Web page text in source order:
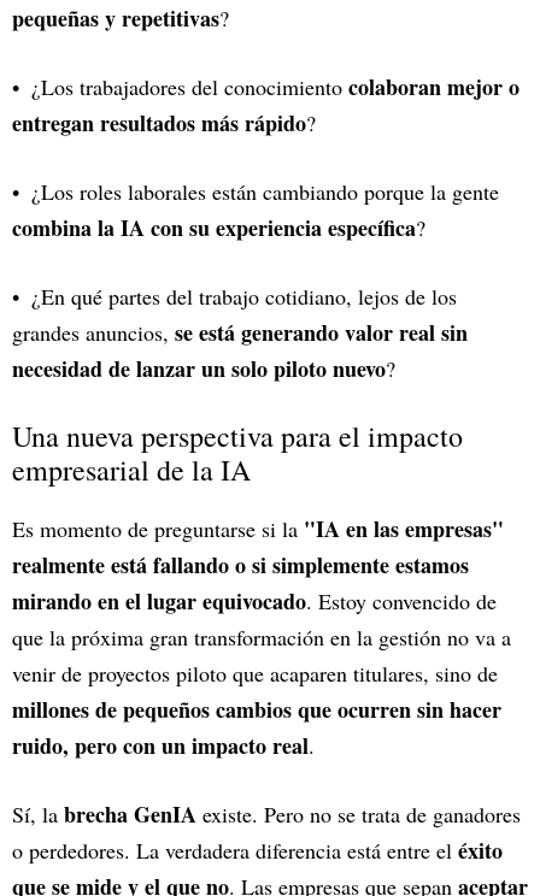
pequeñas y repetitivas?
¿Los trabajadores del conocimiento colaboran mejor o
entregan resultados más rápido?
¿Los roles laborales están cambiando porque la gente
combina la IA con su experiencia específica?
¿En qué partes del trabajo cotidiano, lejos de los
grandes anuncios, se está generando valor real sin
necesidad de lanzar un solo piloto nuevo?
Una nueva perspectiva para el impacto
empresarial de la IA
Es momento de preguntarse si la "IA en las empresas"
realmente está fallando o si simplemente estamos
mirando en el lugar equivocado. Estoy convencido de
que la próxima gran transformación en la gestión no va a
venir de proyectos piloto que acaparen titulares, sino de
millones de pequeños cambios que ocurren sin hacer
ruido, pero con un impacto real.
Sí, la brecha GenIA existe. Pero no se trata de ganadores
o perdedores. La verdadera diferencia está entre el éxito
que se mide y el que no. Las empresas que sepan aceptar